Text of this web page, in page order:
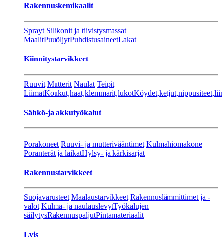
Rakennuskemikaalit
Sprayt Silikonit ja tiivistysmassat
MaalitPuuöljytPuhdistusaineetLakat
Kiinnitystarvikkeet
Ruuvit Mutterit Naulat Teipit
LiimatKoukut,haat,klemmarit,lukot
Sähkö-ja akkutyökalut
Porakoneet Ruuvi- ja mutterivääntimet Kulmahiomakone
Poranterät ja laikatHylsy- ja kärkisarjat
Rakennustarvikkeet
Suojavarusteet Maalaustarvikkeet Rakennuslämmittimet ja -
valot Kulma- ja naulauslevytTyökalujen
säilytysRakennuspaljutPintamateriaalit
Lvis